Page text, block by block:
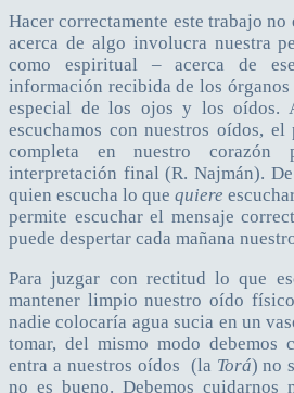
Hacer correctamente este trabajo
acerca de algo involucra nuestra
como espiritual – acerca de
información recibida de los órganos
especial de los ojos y los oídos.
escuchamos con nuestros oídos, el
completa en nuestro
interpretación final (R. Najmán).
quien escucha lo que quiere
permite escuchar el mensaje
puede despertar cada mañana
Para juzgar con rectitud lo que
mantener limpio nuestro oído
nadie colocaría agua sucia en un
tomar, del mismo modo debemos
entra a nuestros oídos (la Torá) no
no es bueno. Debemos cuidarnos